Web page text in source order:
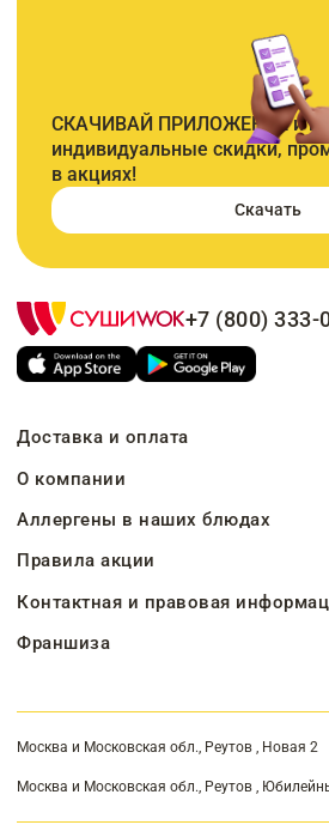
СКАЧИВАЙ ПРИЛОЖЕНИЕ и
индивидуальные скидки,
в акциях!
Скачать
+7 (800) 333-
Доставка и оплата
О компании
Аллергены в наших блюдах
Правила акции
Контактная и правовая
Франшиза
Москва и Московская обл., Реутов , Новая 2
Москва и Московская обл., Реутов ,